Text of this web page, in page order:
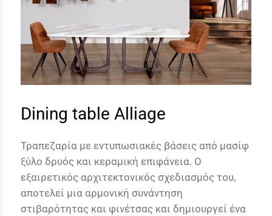
Dining table Alliage
Τραπεζαρία με εντυπωσιακές βάσεις από μασίφ
ξύλο δρυός και κεραμική επιφάνεια. Ο
εξαιρετικός αρχιτεκτονικός σχεδιασμός του,
αποτελεί μια αρμονική συνάντηση
στιβαρότητας και φινέτσας και δημιουργεί ένα